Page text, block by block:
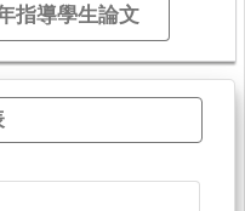
指導學生論文